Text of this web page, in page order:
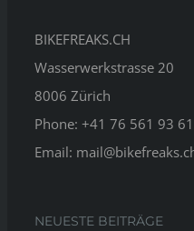
BIKEFREAKS.CH
Wasserwerkstrasse 20
8006 Zürich
Phone: +41 76 561 93 61
Email:
NEUESTE BEITRÄGE